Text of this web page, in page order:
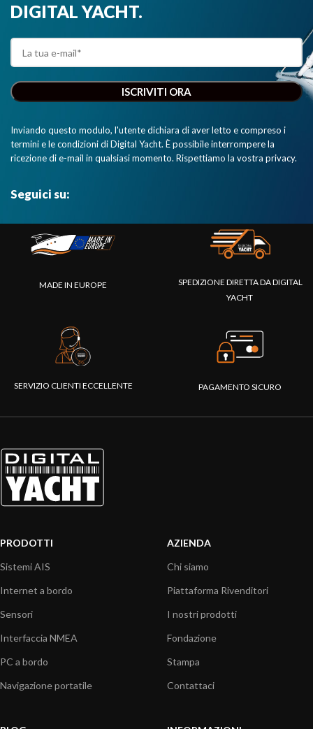
DIGITAL YACHT.
Inviando questo modulo, l'utente dichiara di aver letto e compreso i
termini e le condizioni di Digital Yacht. È possibile interrompere la
ricezione di e-mail in qualsiasi momento. Rispettiamo la vostra privacy.
Seguici su:
MADE IN EUROPE
SPEDIZIONE DIRETTA DA DIGITAL
YACHT
SERVIZIO CLIENTI ECCELLENTE PAGAMENTO SICURO
PRODOTTI
Sistemi AIS
Internet a bordo
Sensori
Interfaccia NMEA
PC a bordo
Navigazione portatile
AZIENDA
Chi siamo
Piattaforma Rivenditori
I nostri prodotti
Fondazione
Stampa
Contattaci